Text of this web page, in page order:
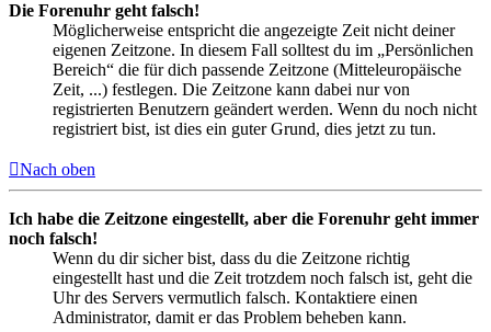
Die Forenuhr geht falsch!
Möglicherweise entspricht die angezeigte Zeit nicht deiner
eigenen Zeitzone. In diesem Fall solltest du im „Persönlichen
Bereich“ die für dich passende Zeitzone (Mitteleuropäische
Zeit, ...) festlegen. Die Zeitzone kann dabei nur von
registrierten Benutzern geändert werden. Wenn du noch nicht
registriert bist, ist dies ein guter Grund, dies jetzt zu tun.
Nach oben
Ich habe die Zeitzone eingestellt, aber die Forenuhr geht immer
noch falsch!
Wenn du dir sicher bist, dass du die Zeitzone richtig
eingestellt hast und die Zeit trotzdem noch falsch ist, geht die
Uhr des Servers vermutlich falsch. Kontaktiere einen
Administrator, damit er das Problem beheben kann.